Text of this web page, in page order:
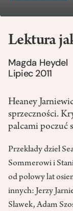
Lektura
Magda Heydel
Lipiec 2011
Heaney
sprzeczności.
palcami poczuć
Przekłady dzieł
Sommerowi i
od połowy lat
innych: Jerzy
Sławek, Adam